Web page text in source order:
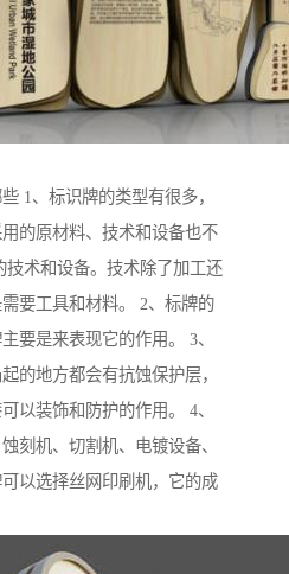
1、标识牌的类型有很多，
的原材料、技术和设备也不
技术和设备。技术除了加工还
要工具和材料。 2、标牌的
要是来表现它的作用。 3、
的地方都会有抗蚀保护层，
以装饰和防护的作用。 4、
刻机、切割机、电镀设备、
以选择丝网印刷机，它的成